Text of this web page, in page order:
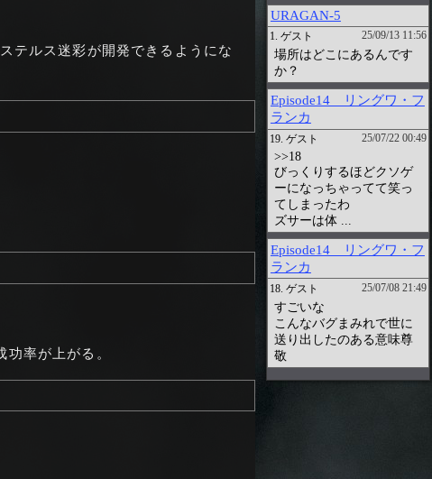
テルス迷彩が開発できるようにな
率が上がる。